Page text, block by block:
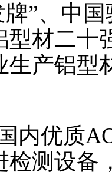
牌”、中
型材二十
生产铝型
内优质
检测设备